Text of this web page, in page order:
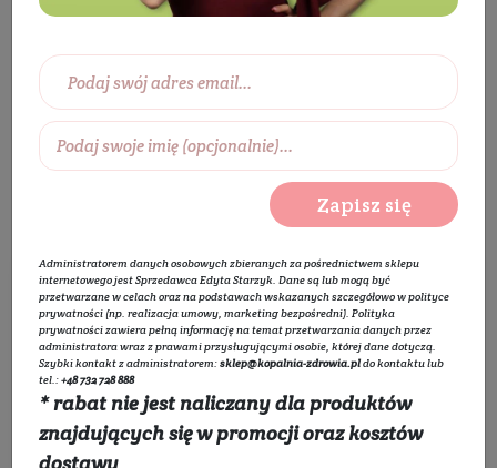
Smart Wash
Wybierz zakres cen:
0 zł 450 zł
Wybierz kategorie:
Rozwiń listę
Zapisz się
Administratorem danych osobowych zbieranych za pośrednictwem sklepu
internetowego jest Sprzedawca Edyta Starzyk. Dane są lub mogą być
przetwarzane w celach oraz na podstawach wskazanych szczegółowo wpolityce
prywatności (np. realizacja umowy, marketing bezpośredni). Polityka
prywatnościzawiera pełną informację na temat przetwarzania danych przez
administratora wraz z prawami przysługującymi osobie, której dane dotyczą.
Szybki kontakt z administratorem:sklep@kopalnia-zdrowia.pldo kontaktu lub
tel.:+48 732 728 888
* rabat nie jest naliczany dla produktów
znajdujących się w promocji oraz kosztów